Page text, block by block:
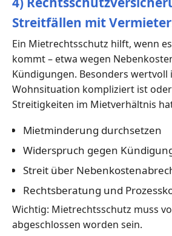
Streitfällen mit
Ein Mietrechtsschutz hilft, wenn
kommt – etwa wegen
Kündigungen. Besonders wertvoll
Wohnsituation kompliziert ist
Streitigkeiten im Mietverhältnis
Mietminderung durchsetzen
Widerspruch gegen
Streit über
Rechtsberatung und
Wichtig: Mietrechtsschutz muss
abgeschlossen worden sein.